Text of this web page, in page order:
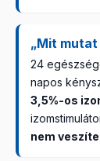
„Mit
24
napos
3,5%-os
nem